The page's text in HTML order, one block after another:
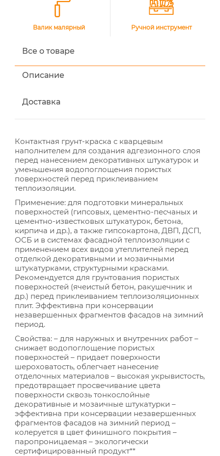
Валик малярный Ручной инструмент
Все о товаре
Описание
Доставка
Контактная грунт-краска с кварцевым
наполнителем для создания адгезионного слоя
перед нанесением декоративных штукатурок и
уменьшения водопоглощения пористых
поверхностей перед приклеиванием
теплоизоляции.
Применение: для подготовки минеральных
поверхностей (гипсовых, цементно-песчаных и
цементно-известковых штукатурок, бетона,
кирпича и др.), а также гипсокартона, ДВП, ДСП,
ОСБ и в системах фасадной теплоизоляции с
применением всех видов утеплителей перед
отделкой декоративными и мозаичными
штукатурками, структурными красками.
Рекомендуется для грунтования пористых
поверхностей (ячеистый бетон, ракушечник и
др.) перед приклеиванием теплоизоляционных
плит. Эффективна при консервации
незавершенных фрагментов фасадов на зимний
период.
Свойства: – для наружных и внутренних работ –
снижает водопоглощение пористых
поверхностей – придает поверхности
шероховатость, облегчает нанесение
отделочных материалов – высокая укрывистость,
предотвращает просвечивание цвета
поверхности сквозь тонкослойные
декоративные и мозаичные штукатурки –
эффективна при консервации незавершенных
фрагментов фасадов на зимний период –
колеруется в цвет финишного покрытия –
паропроницаемая – экологически
сертифицированный продукт**